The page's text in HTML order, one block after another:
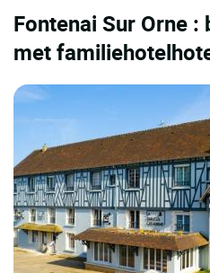
Fontenai Sur Orne
met